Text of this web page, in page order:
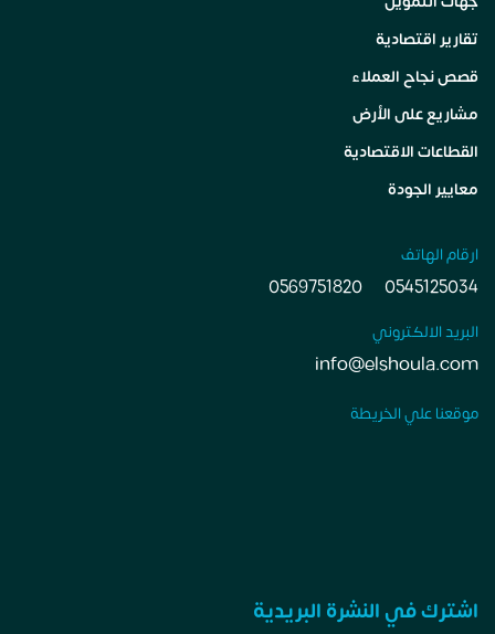
تقارير اقتصادية
قصص نجاح العملاء
مشاريع على الأرض
القطاعات الاقتصادية
معايير الجودة
ارقام الهاتف
0545125034
0569751820
البريد الالكتروني
info@elshoula.com
موقعنا علي الخريطة
اشترك في النشرة البريدية